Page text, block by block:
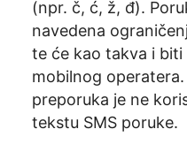
(npr. č, ć, ž, đ).
navedena
te će kao takva i
mobilnog
preporuka je ne
tekstu SMS poruke.